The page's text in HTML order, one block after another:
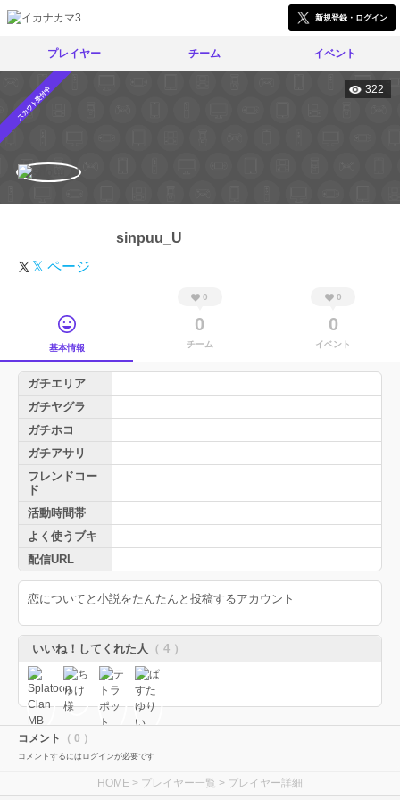
新規登録・ログイン
プレイヤー チーム イベント
スカウト受付中 322
sinpuu_U
𝕏 ページ
基本情報
0
0
チーム
0
0
イベント
ガチエリア
ガチヤグラ
ガチホコ
ガチアサリ
フレンドコー
ド
活動時間帯
よく使うブキ
配信URL
恋についてと小説をたんたんと投稿するアカウント
いいね！してくれた人 （ 4 ）
コメント （ 0 ）
コメントするにはログインが必要です
HOME > プレイヤー一覧 > プレイヤー詳細